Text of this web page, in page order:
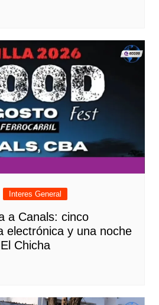
Interes General
a Canals: cinco
electrónica y una noche
Chicha